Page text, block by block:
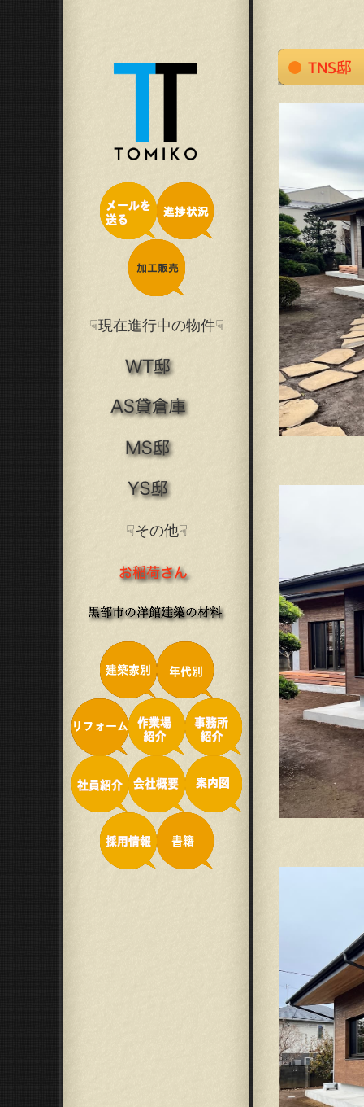
☟現在進行中の物件☟
☟その他☟